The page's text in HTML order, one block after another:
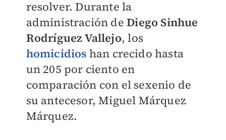
resolver. Durante la
administración deDiego Sinhue
Rodríguez Vallejo, los
homicidios han crecido hasta
un 205 por ciento en
comparación con el sexenio de
su antecesor, Miguel Márquez
Márquez.